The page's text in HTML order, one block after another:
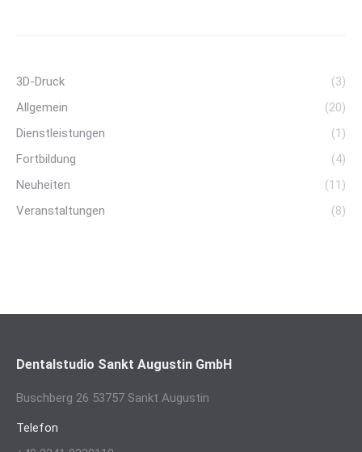
3D-Druck
(3)
Allgemein
(20)
Dienstleistungen
(1)
Fortbildung
(4)
Neuheiten
(11)
Veranstaltungen
(8)
Dentalstudio Sankt Augustin GmbH
Buschberg 26 53757 Sankt Augustin
Telefon